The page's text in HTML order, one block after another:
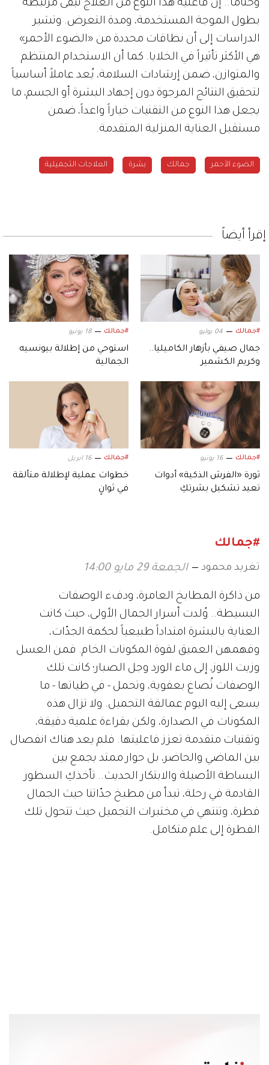
وختاماً.. إن فاعلية هذا النوع من العلاج تبقى مرتبطة
بطول الموجة المستخدمة، ومدة التعرض. وتشير
الدراسات إلى أن نطاقات محددة من «الضوء الأحمر»
هي الأكثر تأثيراً في الخلايا. كما أن الاستخدام المنتظم
والمتوازن، ضمن إرشادات السلامة، يُعد عاملاً أساسياً
لتحقيق النتائج المرجوة دون إجهاد البشرة أو الجسم، ما
يجعل هذا النوع من التقنيات خياراً واعداً، ضمن
مستقبل العناية المنزلية المتقدمة.
الضوء الأحمر جمالك بشرة العلاجات التجميلية
إقرأ أيضاً
#جمالك 04 يوليو
جمال صيفي بأزهار الكاميليا..
وكريم الكشمير
#جمالك 18 يونيو
استوحي من إطلالة بيونسيه
الجمالية
#جمالك 16 يونيو
ثورة «الفرش الذكية» أدوات
تعيد تشكيل بشرتكِ
#جمالك 16 ابريل
خطوات عملية لإطلالة متألقة
في ثوانٍ
#جمالك
تغريد محمود الجمعة 29 مايو 14:00
من ذاكرة المطابخ العامرة، ودفء الوصفات
البسيطة.. وُلدت أسرار الجمال الأولى، حيث كانت
العناية بالبشرة امتداداً طبيعياً لحكمة الجدّات،
وفهمهن العميق لقوة المكونات الخام. فمن العسل
وزيت اللوز، إلى ماء الورد وجل الصبار؛ كانت تلك
الوصفات تُصاغ بعفوية، وتحمل - في طياتها - ما
يسعى إليه اليوم عمالقة التجميل. ولا تزال هذه
المكونات في الصدارة، ولكن بقراءة علمية دقيقة،
وتقنيات متقدمة تعزز فاعليتها. فلم يعد هناك انفصال
بين الماضي والحاضر، بل حوار ممتد يجمع بين
البساطة الأصيلة والابتكار الحديث.. تأخذكِ السطور
القادمة في رحلة، تبدأ من مطبخ جدّاتنا حيث الجمال
فطرة، وتنتهي في مختبرات التجميل حيث تتحول تلك
الفطرة إلى علم متكامل.